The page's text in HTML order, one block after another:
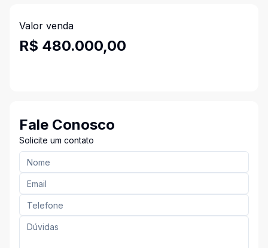
Valor venda
R$ 480.000,00
Fale Conosco
Solicite um contato